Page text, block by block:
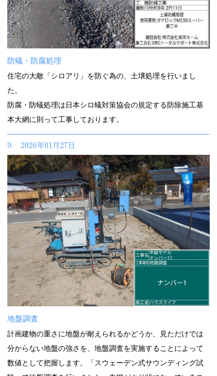
防蟻・防腐処理
住宅の大敵「シロアリ」を防ぐ為の、土壌処理を行いまし
た。
防腐・防蟻処理は日本シロ蟻対策協会の規定する防除施工基
本大網に則って工事しております。
9. 2026年01月27日
地盤調査
計画建物の重さに地盤が耐えられるかどうか、見ただけでは
分からない地盤の強さを、地盤調査を実施することによって
数値として把握します。「スウェーデン式サウンディング試